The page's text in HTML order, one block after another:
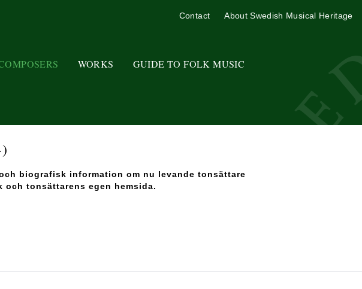
WORKS GUIDE TO FOLK MUSIC
Contact About Swedish Musical Heritage
biografisk information om nu levande tonsättare
tonsättarens egen hemsida.